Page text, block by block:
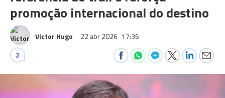
promoção internacional do destino
Victor Hugo 22 abr 2026 17:36
2